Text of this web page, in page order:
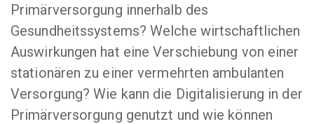
Primärversorgung innerhalb des
Gesundheitssystems? Welche wirtschaftlichen
Auswirkungen hat eine Verschiebung von einer
stationären zu einer vermehrten ambulanten
Versorgung? Wie kann die Digitalisierung in der
Primärversorgung genutzt und wie können